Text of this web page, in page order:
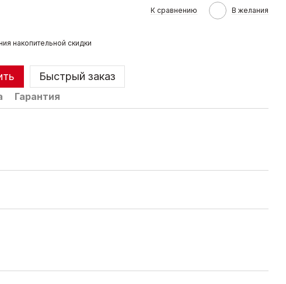
К сравнению В желания
накопительной скидки
Быстрый заказ
Гарантия